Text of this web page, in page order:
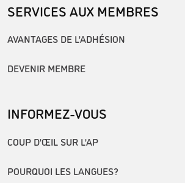
SERVICES AUX MEMBRES
AVANTAGES DE L’ADHÉSION
DEVENIR MEMBRE
INFORMEZ-VOUS
COUP D’ŒIL SUR L’AP
POURQUOI LES LANGUES?